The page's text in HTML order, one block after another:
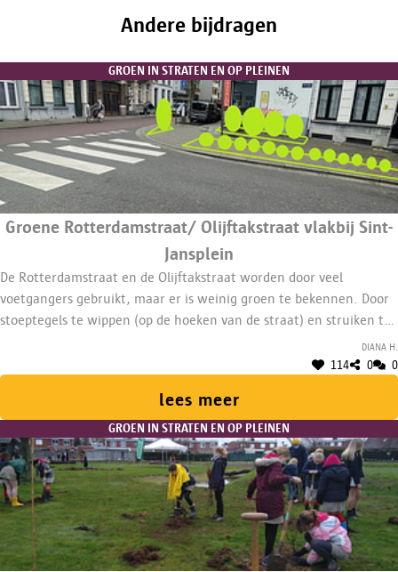
Andere bijdragen
GROEN IN STRATEN EN OP PLEINEN
Groene Rotterdamstraat/ Olijftakstraat vlakbij Sint-
Jansplein
De Rotterdamstraat en de Olijftakstraat worden door veel
voetgangers gebruikt, maar er is weinig groen te bekennen. Door
stoeptegels te wippen (op de hoeken van de straat) en struiken te
Diana H.
114 0 0
lees meer
GROEN IN STRATEN EN OP PLEINEN